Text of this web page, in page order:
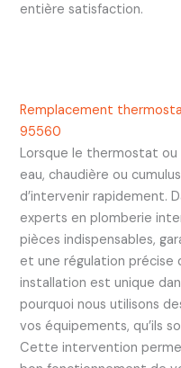
entière satisfaction.
Remplacement
95560
Lorsque le thermostat
eau, chaudière ou
d’intervenir rapidement.
experts en plomberie
pièces indispensables,
et une régulation précise
installation est unique
pourquoi nous utilisons
vos équipements, qu’ils
Cette intervention